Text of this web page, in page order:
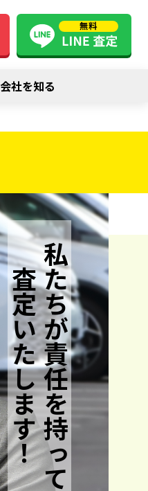
会社を知る
私たちが責任を持って
査定いたします！